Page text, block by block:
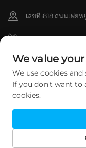
เลขที่ 818 ถนนเฟยห
+86-15192632267
[email protected]
ลิขสิทธิ์ © 2026 บริษัท ชิงเ
ทุกประการ
We value
We use cookies
If you don't want to
cookies.